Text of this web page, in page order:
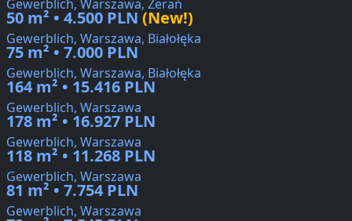
Gewerblich, Warszawa, Żerań
50 m² • 4.500 PLN (New!)
Gewerblich, Warszawa, Białołęka
75 m² • 7.000 PLN
Gewerblich, Warszawa, Białołęka
164 m² • 15.416 PLN
Gewerblich, Warszawa
178 m² • 16.927 PLN
Gewerblich, Warszawa
118 m² • 11.268 PLN
Gewerblich, Warszawa
81 m² • 7.754 PLN
Gewerblich, Warszawa